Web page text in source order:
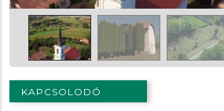
KAPCSOLODÓ